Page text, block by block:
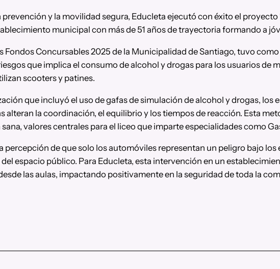
y la movilidad segura, Educleta ejecutó con éxito el proyecto
municipal con más de 51 años de trayectoria formando a
Fondos Concursables 2025 de la Municipalidad de Santiago, tuvo
que implica el consumo de alcohol y drogas para los usuarios de
scooters y patines.
que incluyó el uso de gafas de simulación de alcohol y drogas, los
alteran la coordinación, el equilibrio y los tiempos de reacción. Esta
valores centrales para el liceo que imparte especialidades como
de que solo los automóviles representan un peligro bajo
espacio público. Para Educleta, esta intervención en un
las aulas, impactando positivamente en la seguridad de toda la